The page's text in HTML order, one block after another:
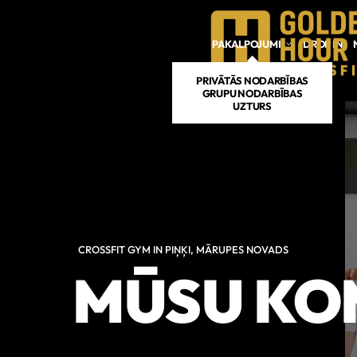
PAKALPOJUMI
PRIVĀTĀS NODARBĪBAS
GRUPU NODARBĪBAS
UZTURS
DROP IN
CROSSFIT GYM IN PIŅĶI, MĀRUPES NOVADS
MŪSU